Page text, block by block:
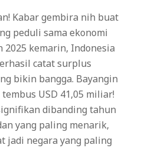
Kabar gembira nih buat
peduli sama ekonomi
2025 kemarin, Indonesia
catat surplus
bikin bangga. Bayangin
USD 41,05 miliar!
dibanding tahun
yang paling menarik,
jadi negara yang paling